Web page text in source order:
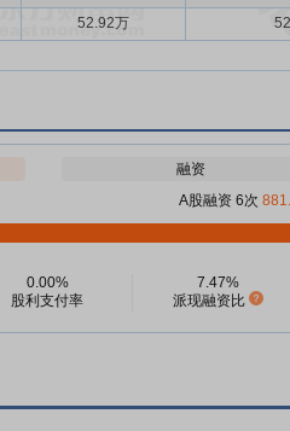
52.92万
融资
A股融资 6次
0.00%
股利支付率
7.47%
派现融资比